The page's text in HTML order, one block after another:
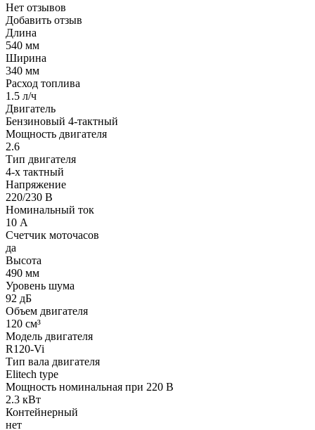
Нет отзывов
Добавить отзыв
Длина
540 мм
Ширина
340 мм
Расход топлива
1.5 л/ч
Двигатель
Бензиновый 4-тактный
Мощность двигателя
2.6
Тип двигателя
4-х тактный
Напряжение
220/230 В
Номинальный ток
10 А
Счетчик моточасов
да
Высота
490 мм
Уровень шума
92 дБ
Объем двигателя
120 см³
Модель двигателя
R120-Vi
Тип вала двигателя
Elitech type
Мощность номинальная при 220 В
2.3 кВт
Контейнерный
нет